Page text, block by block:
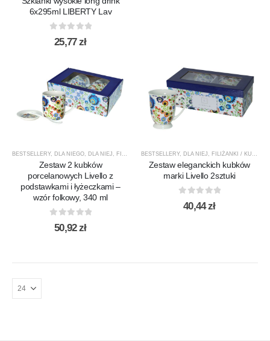
6x295ml LIBERTY Lav
out of 5
25,77zł
BESTSELLERY, DLA NIEGO, DLA NIEJ , FILIŻANKI / KUBKI ,LAV, NOWOŚCI ,PORCELANA,
Zestaw 2 kubków
porcelanowych Livello z
podstawkami i łyżeczkami –
wzór folkowy, 340 ml
out of 5
50,92zł
BESTSELLERY, DLA NIEJ , FILIŻANKI / KUBKI
Zestaw eleganckich kubków
marki Livello 2sztuki
out of 5
40,44zł